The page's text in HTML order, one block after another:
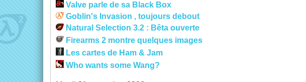
Valve parle de sa Black Box
Goblin's Invasion , toujours debout
Natural Selection 3.2 : Bêta ouverte
Firearms 2 montre quelques images
Les cartes de Ham & Jam
Who wants some Wang?